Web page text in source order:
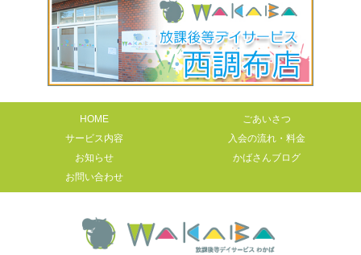
HOME
ごあいさつ
サービス内容
入会の流れ・料金
お知らせ
かばさんブログ
お問い合わせ